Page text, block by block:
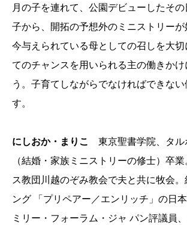
月の子を連れて、公園デビューしたそ
子から、開拓の予想外のミニストリーが
今与えられている母としての召しを大
てのチャンスを用いられる主の働きかけ
う。子育てしながらでなければできな
す。
にしおか・まりこ
東京聖書学院、タル
（結婚・家族ミニストリーの修士）卒
ス教団川越のぞみ教会で夫と共に牧会。
ング 「プリペアー／エンリッチ」の日
ミリー・フォーラム・ジャ パン評議員